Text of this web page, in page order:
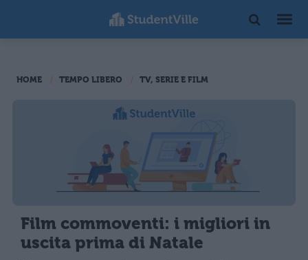
HOME TEMPO LIBERO TV, SERIE E FILM
Film commoventi: i migliori in
uscita prima di Natale